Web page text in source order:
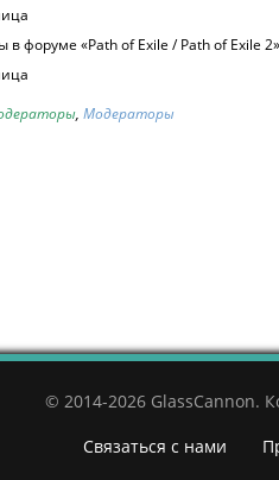
в форуме «Path of Exile / Path of Exile 2»
, Модераторы
© 2014-2026 GlassCannon.
Связаться с нами